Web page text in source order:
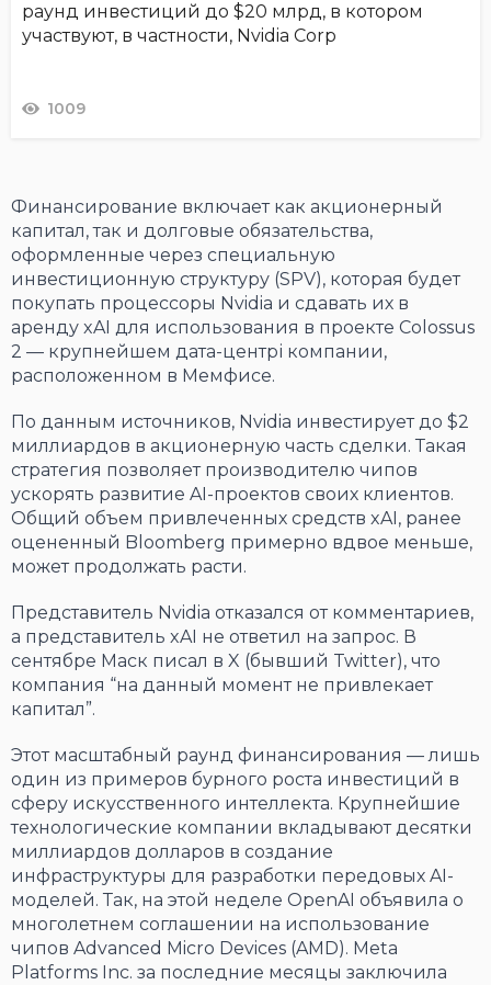
раунд инвестиций до $20 млрд, в котором
участвуют, в частности, Nvidia Corp
1009
Финансирование включает как акционерный
капитал, так и долговые обязательства,
оформленные через специальную
инвестиционную структуру (SPV), которая будет
покупать процессоры Nvidia и сдавать их в
аренду xAI для использования в проекте Colossus
2 — крупнейшем дата-центрі компании,
расположенном в Мемфисе.
По данным источников, Nvidia инвестирует до $2
миллиардов в акционерную часть сделки. Такая
стратегия позволяет производителю чипов
ускорять развитие AI-проектов своих клиентов.
Общий объем привлеченных средств xAI, ранее
оцененный Bloomberg примерно вдвое меньше,
может продолжать расти.
Представитель Nvidia отказался от комментариев,
а представитель xAI не ответил на запрос. В
сентябре Маск писал в X (бывший Twitter), что
компания “на данный момент не привлекает
капитал”.
Этот масштабный раунд финансирования — лишь
один из примеров бурного роста инвестиций в
сферу искусственного интеллекта. Крупнейшие
технологические компании вкладывают десятки
миллиардов долларов в создание
инфраструктуры для разработки передовых AI-
моделей. Так, на этой неделе OpenAI объявила о
многолетнем соглашении на использование
чипов Advanced Micro Devices (AMD). Meta
Platforms Inc. за последние месяцы заключила